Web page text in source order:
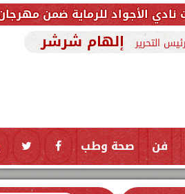
ضمن مهرجان مطروح للتراث
التحرير إلهام شرشر
فن صحة وطب تكنولوجيا